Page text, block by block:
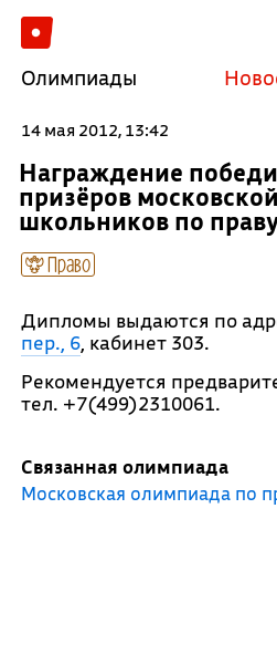
Олимпиады
14 мая 2012, 13:42
Награждение
призёров
школьников по
Право
Дипломы выдаются по
пер., 6, кабинет 303.
Рекомендуется
тел. +7(499)2310061.
Связанная олимпиада
Московская олимпиада по